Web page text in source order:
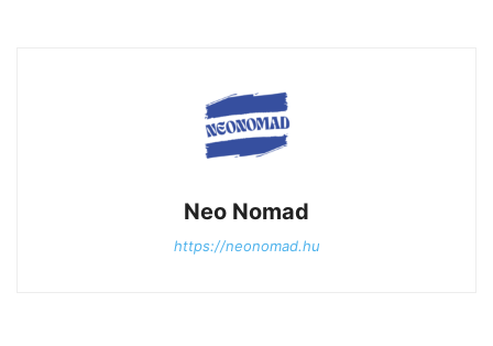
Neo Nomad
https://neonomad.hu